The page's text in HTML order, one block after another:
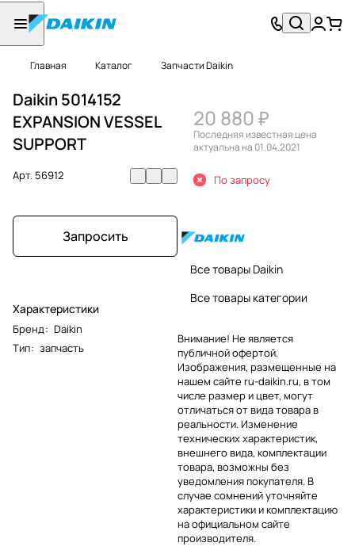
Главная Каталог Запчасти Daikin
Daikin 5014152
EXPANSION VESSEL
SUPPORT
Арт. 56912
Запросить
Характеристики
Бренд: Daikin
Тип: запчасть
20 880 ₽
Последняя известная цена
актуальна на 01.04.2021
По запросу
Все товары Daikin
Все товары категории
Внимание! Не является
публичной офертой.
Изображения, размещенные на
нашем сайте ru-daikin.ru, в том
числе размер и цвет, могут
отличаться от вида товара в
реальности. Изменение
технических характеристик,
внешнего вида, комплектации
товара, возможны без
уведомления покупателя. В
случае сомнений уточняйте
характеристики и комплектацию
на официальном сайте
производителя.